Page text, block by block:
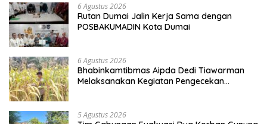
6 Agustus 2026
Rutan Dumai Jalin Kerja Sama dengan
POSBAKUMADIN Kota Dumai
6 Agustus 2026
Bhabinkamtibmas Aipda Dedi Tiawarman
Melaksanakan Kegiatan Pengecekan
5 Agustus 2026